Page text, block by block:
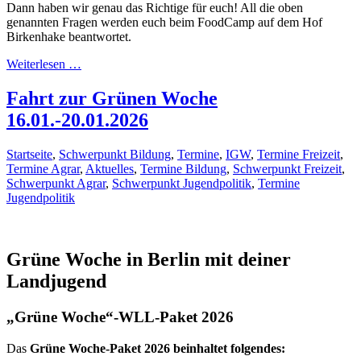
Dann haben wir genau das Richtige für euch! All die oben
genannten Fragen werden euch beim FoodCamp auf dem Hof
Birkenhake beantwortet.
Weiterlesen …
Fahrt zur Grünen Woche
16.01.-20.01.2026
Startseite, Schwerpunkt Bildung, Termine, IGW, Termine Freizeit,
Termine Agrar, Aktuelles, Termine Bildung, Schwerpunkt Freizeit,
Schwerpunkt Agrar, Schwerpunkt Jugendpolitik, Termine
Jugendpolitik
Grüne Woche in Berlin mit deiner
Landjugend
„Grüne Woche“-WLL-Paket 2026
Das Grüne Woche-Paket 2026 beinhaltet folgendes: